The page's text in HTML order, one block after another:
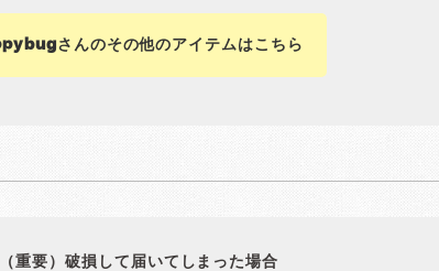
さんのその他のアイテムはこちら
重要）破損して届いてしまった場合